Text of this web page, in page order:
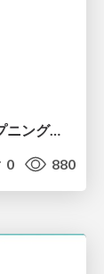
出張！DeNAデータサイエンス輪講 オープニングトーク / DeNA Datascience Seminar Opening
0 880